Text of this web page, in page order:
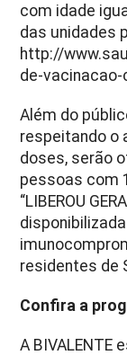
com idade
das unidades
http://
de-
Além do
respeitando o
doses, serão
pessoas com
“LIBEROU
residentes de
Confira a
A BIVALENTE